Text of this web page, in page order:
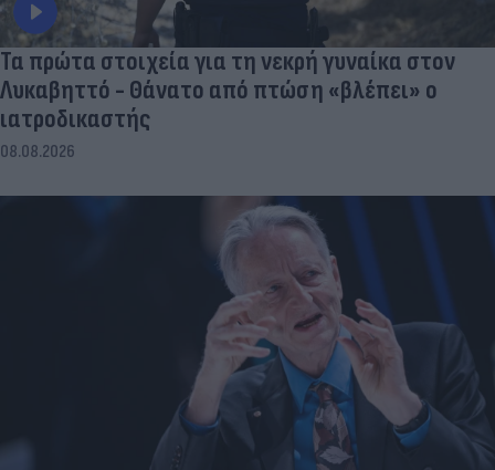
Τα πρώτα στοιχεία για τη νεκρή γυναίκα στον
Λυκαβηττό - Θάνατο από πτώση «βλέπει» ο
ιατροδικαστής
08.08.2026